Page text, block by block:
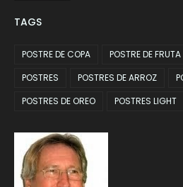
TAGS
POSTRE DE COPA POSTRE DE FRUTA
POSTRES
POSTRES DE ARROZ
POSTRES DE OREO
POSTRES LIGHT